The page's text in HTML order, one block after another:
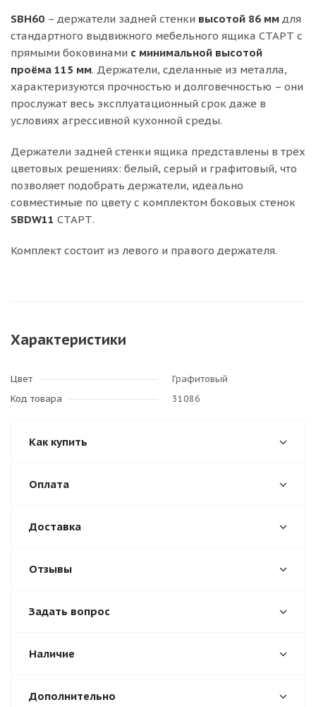
SBH60 – держатели задней стенки высотой 86 мм для
стандартного выдвижного мебельного ящика СТАРТ с
прямыми боковинами с минимальной высотой
проёма 115 мм. Держатели, сделанные из металла,
характеризуются прочностью и долговечностью – они
прослужат весь эксплуатационный срок даже в
условиях агрессивной кухонной среды.
Держатели задней стенки ящика представлены в трёх
цветовых решениях: белый, серый и графитовый, что
позволяет подобрать держатели, идеально
совместимые по цвету с комплектом боковых стенок
SBDW11 СТАРТ.
Комплект состоит из левого и правого держателя.
Характеристики
Цвет
Графитовый
Код товара
31086
Как купить
Оплата
Доставка
Отзывы
Задать вопрос
Наличие
Дополнительно